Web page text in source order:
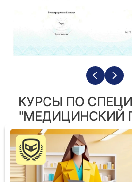
КУРСЫ ПО
"МЕДИЦИНСКИЙ